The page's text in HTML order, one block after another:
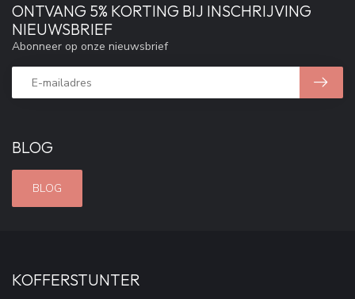
BLOG
BLOG
ONTVANG 5% KORTING BIJ INSCHRIJVING
NIEUWSBRIEF
Abonneer op onze nieuwsbrief
KOFFERSTUNTER